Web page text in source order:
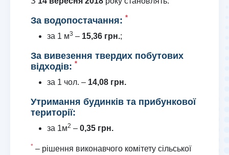
За водопостачання: *
за 1 м3 – 15,36 грн.;
За вивезення твердих побутових
відходів: *
за 1 чол. – 14,08 грн.
Утримання будинків та прибункової
території:
за 1м2 – 0,35 грн.
* – рішення виконавчого комітету сільської